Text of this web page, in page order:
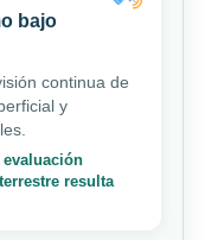
bajo
continua de
y
resulta